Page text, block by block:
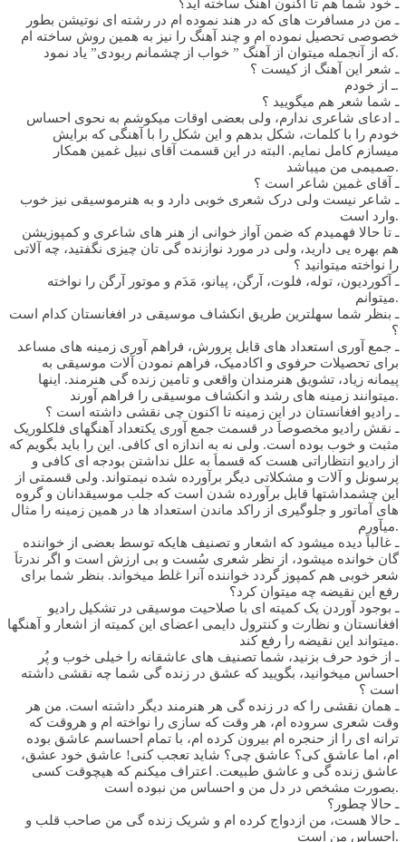
ـ خود شما هم تا اکنون آهنگ ساخته اید؟
ـ من در مسافرت های که در هند نموده ام در رشته ای نوتیشن بطور
خصوصی تحصیل نموده ام و چند آهنگ را نیز به همین روش ساخته ام
که از آنجمله میتوان از آهنگ ” خواب از چشمانم ربودی” یاد نمود.
ـ شعر این آهنگ از کیست ؟
ـ از خودم.
ـ شما شعر هم میگویید ؟
ـ ادعای شاعری ندارم، ولی بعضی اوقات میکوشم به نحوی احساس
خودم را با کلمات، شکل بدهم و این شکل را با آهنگی که برایش
میسازم کامل نمایم. البته در این قسمت آقای نبیل غمین همکار
صمیمی من میباشد.
ـ آقای غمین شاعر است ؟
ـ شاعر نیست ولی درک شعری خوبی دارد و به هنرموسیقی نیز خوب
وارد است.
ـ تا حالا فهمیدم که ضمن آواز خوانی از هنر های شاعری و کمپوزیشن
هم بهره یی دارید، ولی در مورد نوازنده گی تان چیزی نگفتید، چه آلاتی
را نواخته میتوانید ؟
ـ آکوردیون، توله، فلوت، آرگن، پیانو، مَدَم و موتور آرگن را نواخته
میتوانم.
ـ بنظر شما سهلترین طریق انکشاف موسیقی در افغانستان کدام است
؟
ـ جمع آوری استعداد های قابل پرورش، فراهم آوری زمینه های مساعد
برای تحصیلات حرفوی و اکادمیک، فراهم نمودن آلات موسیقی به
پیمانه زیاد، تشویق هنرمندان واقعی و تامین زنده گی هنرمند. اینها
میتوانند زمینه های رشد و انکشاف موسیقی را فراهم آورند.
ـ رادیو افغانستان در این زمینه تا اکنون چی نقشی داشته است ؟
ـ نقش رادیو مخصوصاَ در قسمت جمع آوری یکتعداد آهنگهای فلکلوریک
مثبت و خوب بوده است. ولی نه به اندازه ای کافی. این را باید بگویم که
از رادیو انتظاراتی هست که قسماَ به علل نداشتن بودجه ای کافی و
پرسونل و آلات و مشکلاتی دیگر برآورده شده نیمتواند. ولی قسمتی از
این چشمداشتها قابل برآورده شدن است که جلب موسیقدانان و گروه
های آماتور و جلوگیری از راکد ماندن استعداد ها در همین زمینه را مثال
میآورم.
ـ غالباَ دیده میشود که اشعار و تصنیف هایکه توسط بعضی از خواننده
گان خوانده میشود، از نظر شعری سُست و بی ارزش است و اگر ندرتاَ
شعر خوبی هم کمپوز گردد خواننده آنرا غلط میخواند. بنظر شما برای
رفع این نقیضه چه میتوان کرد؟
ـ بوجود آوردن یک کمیته ای با صلاحیت موسیقی در تشکیل رادیو
افغانستان و نظارت و کنترول دایمی اعضای این کمیته از اشعار و آهنگها
میتواند این نقیضه را رفع کند.
ـ از خود حرف بزنید، شما تصنیف های عاشقانه را خیلی خوب و پُر
احساس میخوانید، بگویید که عشق در زنده گی شما چه نقشی داشته
است ؟
ـ همان نقشی را که در زنده گی هر هنرمند دیگر داشته است. من هر
وقت شعری سروده ام، هر وقت که سازی را نواخته ام و هروقت که
ترانه ای را از حنجره ام بیرون کرده ام، با تمام احساسم عاشق بوده
ام، اما عاشق کی؟ عاشق چی؟ شاید تعجب کنی! عاشق خود عشق،
عاشق زنده گی و عاشق طبیعت. اعتراف میکنم که هیچوقت کسی
بصورت مشخص در دل من و احساس من نبوده است.
ـ حالا چطور؟
ـ حالا هست، من ازدواج کرده ام و شریک زنده گی من صاحب قلب و
احساس من است.